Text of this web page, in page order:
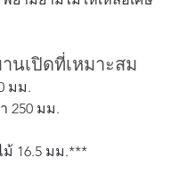
นเปิดที่เหมาะสม
มม.
250 มม.
16.5 มม.***